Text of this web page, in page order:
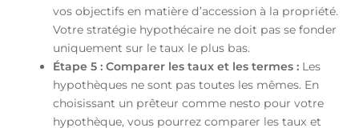
vos objectifs en matière d’accession à la propriété.
Votre stratégie hypothécaire ne doit pas se fonder
uniquement sur le taux le plus bas.
Étape 5 : Comparer les taux et les termes : Les
hypothèques ne sont pas toutes les mêmes. En
choisissant un prêteur comme nesto pour votre
hypothèque, vous pourrez comparer les taux et